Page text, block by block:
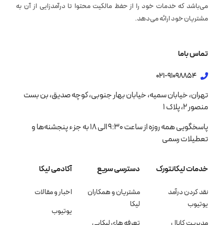
می‌باشد که خدمات خود را از حفظ مالکیت محتوا تا درآمدزایی از آن به
مشتریان خود ارائه می‌دهد.
تماس باما
021-91098854
تهران، خیابان سمیه، خیابان بهار جنوبی، کوچه صدیق، بن بست
منصور 2، پلاک 1
پاسخگویی همه روزه از ساعت 9:30 الی 18 به جزء پنجشنه‌ها و
تعطیلات رسمی
خدمات لیکانتورک
نقد کردن درآمد
یوتیوب
دسترسی سریع
مشتریان و همکاران
لیکا
آکادمی لیکا
اخبار و مقالات
یوتیوب